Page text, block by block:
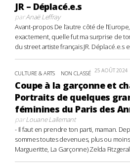
JR – Déplacé.e.s
parAnaë Leffray
Avant-propos De l’autre côté de
exactement, quelle fut ma surprise de
du street artiste français JR. Déplacé.e.s
CULTURE & ARTS NON CLASSÉ 25 AOÛT 2024
Coupe à la garçonne et
Portraits de quelques
féminines du Paris des
parLouane Lallemant
- Il faut en prendre ton parti, maman.
sommes toutes devenues, plus ou
Margueritte, La Garçonne) Zelda